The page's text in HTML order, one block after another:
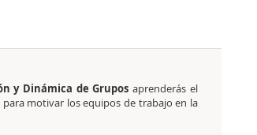
y Dinámica de Grupos aprenderás el
motivar los equipos de trabajo en la